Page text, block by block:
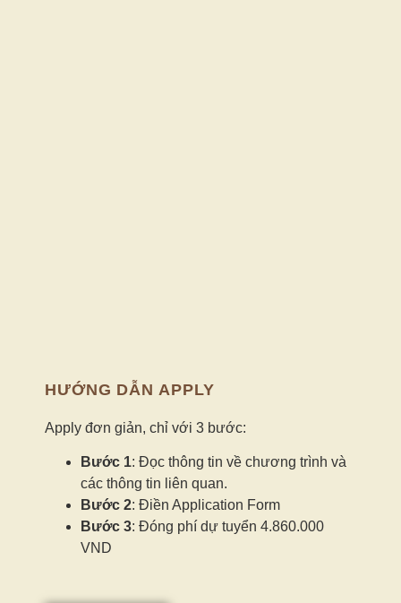
HƯỚNG DẪN APPLY
Apply đơn giản, chỉ với 3 bước:
Bước 1: Đọc thông tin về chương trình và
các thông tin liên quan.
Bước 2: Điền Application Form
Bước 3: Đóng phí dự tuyển 4.860.000
VND